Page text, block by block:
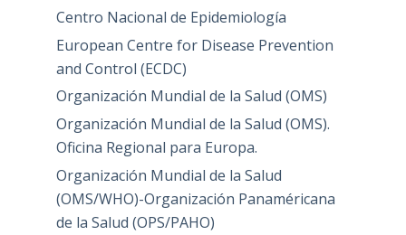
Centro Nacional de Epidemiología
European Centre for Disease Prevention
and Control (ECDC)
Organización Mundial de la Salud (OMS)
Organización Mundial de la Salud (OMS).
Oficina Regional para Europa.
Organización Mundial de la Salud
(OMS/WHO)-Organización Panaméricana
de la Salud (OPS/PAHO)